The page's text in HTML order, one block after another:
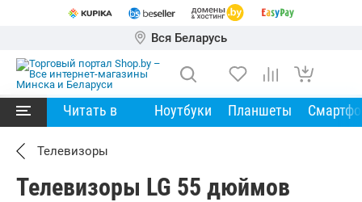
Вся Беларусь
Читать в Ноутбуки Планшеты
Телевизоры
Телевизоры LG 55 дюймов